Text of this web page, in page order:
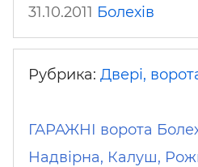
31.10.2011 Болехів
Рубрика: Двері,
ГАРАЖНІ ворота
Надвірна, Калуш,